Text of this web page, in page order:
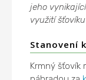
jeho
využití
Stanovení
Krmný šťovík